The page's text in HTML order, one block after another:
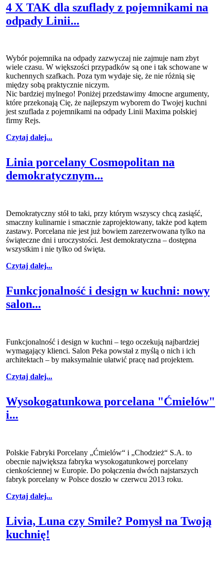
4 X TAK dla szuflady z pojemnikami na
odpady Linii...
Wybór pojemnika na odpady zazwyczaj nie zajmuje nam zbyt
wiele czasu. W większości przypadków są one i tak schowane w
kuchennych szafkach. Poza tym wydaje się, że nie różnią się
między sobą praktycznie niczym.
Nic bardziej mylnego! Poniżej przedstawimy 4mocne argumenty,
które przekonają Cię, że najlepszym wyborem do Twojej kuchni
jest szuflada z pojemnikami na odpady Linii Maxima polskiej
firmy Rejs.
Czytaj dalej...
Linia porcelany Cosmopolitan na
demokratycznym...
Demokratyczny stół to taki, przy którym wszyscy chcą zasiąść,
smaczny kulinarnie i smacznie zaprojektowany, także pod kątem
zastawy. Porcelana nie jest już bowiem zarezerwowana tylko na
świąteczne dni i uroczystości. Jest demokratyczna – dostępna
wszystkim i nie tylko od święta.
Czytaj dalej...
Funkcjonalność i design w kuchni: nowy
salon...
Funkcjonalność i design w kuchni – tego oczekują najbardziej
wymagający klienci. Salon Peka powstał z myślą o nich i ich
architektach – by maksymalnie ułatwić pracę nad projektem.
Czytaj dalej...
Wysokogatunkowa porcelana "Ćmielów"
i...
Polskie Fabryki Porcelany „Ćmielów“ i „Chodzież“ S.A. to
obecnie największa fabryka wysokogatunkowej porcelany
cienkościennej w Europie. Do połączenia dwóch najstarszych
fabryk porcelany w Polsce doszło w czerwcu 2013 roku.
Czytaj dalej...
Livia, Luna czy Smile? Pomysł na Twoją
kuchnię!